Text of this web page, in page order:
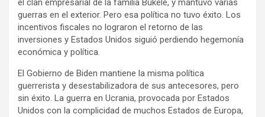
el clan empresarial de la familia Bukele, y mantuvo varias
guerras en el exterior. Pero esa política no tuvo éxito. Los
incentivos fiscales no lograron el retorno de las
inversiones y Estados Unidos siguió perdiendo hegemonía
económica y política.
El Gobierno de Biden mantiene la misma política
guerrerista y desestabilizadora de sus antecesores, pero
sin éxito. La guerra en Ucrania, provocada por Estados
Unidos con la complicidad de muchos Estados de Europa,